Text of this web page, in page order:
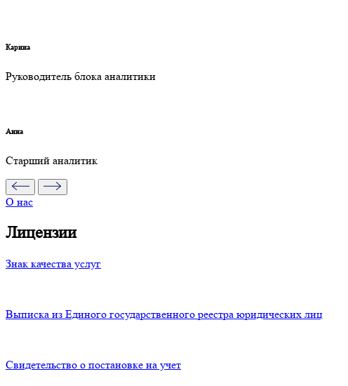
Карина
Руководитель блока аналитики
Анна
Старший аналитик
О нас
Лицензии
Знак качества услуг
Выписка из Единого государственного реестра юридических лиц
Свидетельство о постановке на учет